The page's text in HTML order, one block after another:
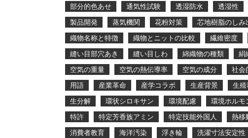
部分的色あせ
通気性試験 透湿防水 透湿性
製品開発
蒸気機関 花粉対策 芯地樹脂のしみ
織物名称と特徴
織物とニットの比較 繊維密度
縫い目部穴あき
縫い目しわ 綿織物の種類 絹
空気の重量
空気の熱伝導率 空気の成分 社会
用語
産業革命 産学コラボ 生産背景 生
生分解
環状シロキサン 環境配慮 環境ホルモ
特許
特定芳香族アミン 特定技能外国人 熱移
消費者教育
海洋汚染 浮き輪 洗濯寸法安定性